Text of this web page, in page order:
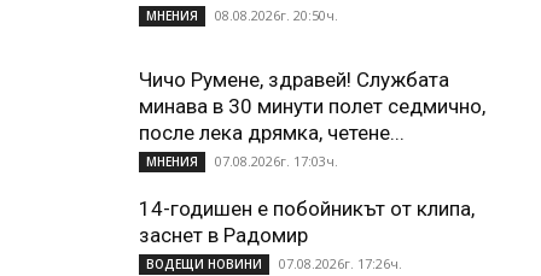
МНЕНИЯ 08.08.2026г. 20:50ч.
Чичо Румене, здравей! Службата
минава в 30 минути полет седмично,
после лека дрямка, четене...
МНЕНИЯ 07.08.2026г. 17:03ч.
14-годишен е побойникът от клипа,
заснет в Радомир
ВОДЕЩИ НОВИНИ 07.08.2026г. 17:26ч.